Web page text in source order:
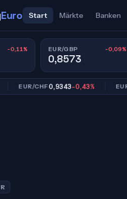
Euro Start Märkte Banken
-0,11% EUR/GBP -0,09%
0,8573
EUR/CHF0,9343-0,43% EUR/JPY